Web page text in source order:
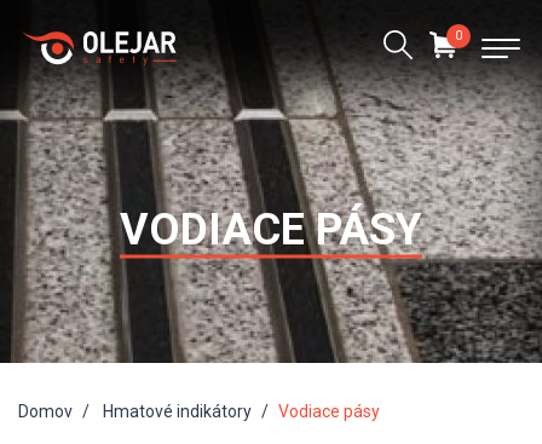
VODIACE PÁSY
Domov Hmatové indikátory Vodiace pásy
0